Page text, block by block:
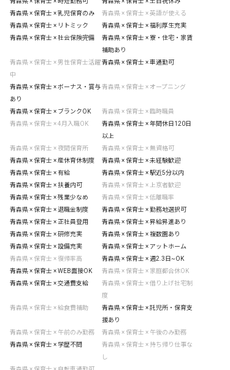
青森県 × 保育士 × 乳児保育のみ
青森県 × 保育士 × 英語が使える
青森県 × 保育士 × リトミック
青森県 × 保育士 × 福利厚生充実
青森県 × 保育士 × 社会保険完備
青森県 × 保育士 × 寮・住宅・家賃
補助あり
青森県 × 保育士 × 男性保育士活躍
中
青森県 × 保育士 × 車通勤可
青森県 × 保育士 × ボーナス・賞与
あり
青森県 × 保育士 × オープニング
青森県 × 保育士 × ブランクOK
青森県 × 保育士 × 臨時職員
青森県 × 保育士 × 4月入職OK
青森県 × 保育士 × 年間休日120日
以上
青森県 × 保育士 × 夜間保育所
青森県 × 保育士 × 無資格可
青森県 × 保育士 × 産休育休制度
青森県 × 保育士 × 未経験歓迎
青森県 × 保育士 × 有給
青森県 × 保育士 × 駅近5分以内
青森県 × 保育士 × 扶養内可
青森県 × 保育士 × 上京者歓迎
青森県 × 保育士 × 残業少なめ
青森県 × 保育士 × 低離職率
青森県 × 保育士 × 退職金制度
青森県 × 保育士 × 勤務地選択可
青森県 × 保育士 × 正社員登用
青森県 × 保育士 × 昇給昇進あり
青森県 × 保育士 × 研修充実
青森県 × 保育士 × 複数園あり
青森県 × 保育士 × 設備充実
青森県 × 保育士 × アットホーム
青森県 × 保育士 × 復帰率高
青森県 × 保育士 × 週2.3日~OK
青森県 × 保育士 × WEB面接OK
青森県 × 保育士 × 家庭都合休OK
青森県 × 保育士 × 交通費支給
青森県 × 保育士 × 借り上げ社宅制
度
青森県 × 保育士 × 給食費補助
青森県 × 保育士 × 託児所・保育支
援あり
青森県 × 保育士 × 午前のみ勤務
青森県 × 保育士 × 午後のみ勤務
青森県 × 保育士 × 学歴不問
青森県 × 保育士 × 持ち帰り仕事な
し